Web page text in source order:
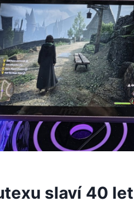
slaví 40